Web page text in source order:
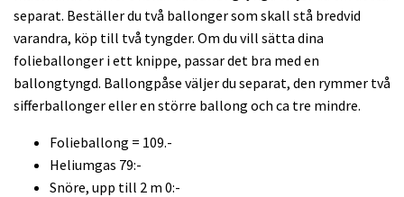
separat. Beställer du två ballonger som skall stå bredvid
varandra, köp till två tyngder. Om du vill sätta dina
folieballonger i ett knippe, passar det bra med en
ballongtyngd. Ballongpåse väljer du separat, den rymmer två
sifferballonger eller en större ballong och ca tre mindre.
Folieballong = 109.-
Heliumgas 79:-
Snöre, upp till 2 m 0:-